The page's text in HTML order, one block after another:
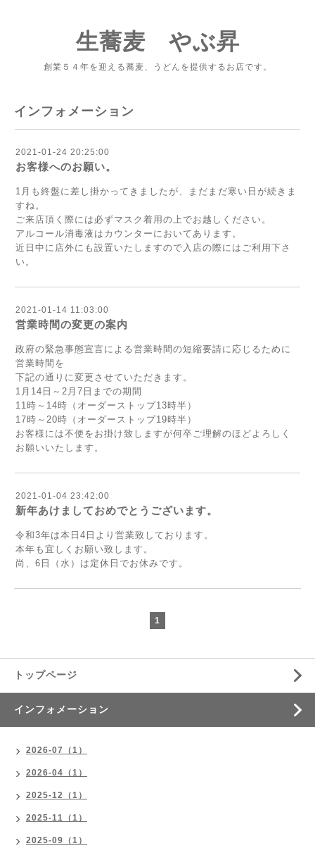
生蕎麦 やぶ昇
創業５４年を迎える蕎麦、うどんを提供するお店です。
インフォメーション
2021-01-24 20:25:00
お客様へのお願い。
1月も終盤に差し掛かってきましたが、まだまだ寒い日が続きま
すね。
ご来店頂く際には必ずマスク着用の上でお越しください。
アルコール消毒液はカウンターにおいてあります。
近日中に店外にも設置いたしますので入店の際にはご利用下さ
い。
2021-01-14 11:03:00
営業時間の変更の案内
政府の緊急事態宣言による営業時間の短縮要請に応じるために
営業時間を
下記の通りに変更させていただきます。
1月14日～2月7日までの期間
11時～14時（オーダーストップ13時半）
17時～20時（オーダーストップ19時半）
お客様には不便をお掛け致しますが何卒ご理解のほどよろしく
お願いいたします。
2021-01-04 23:42:00
新年あけましておめでとうございます。
令和3年は本日4日より営業致しております。
本年も宜しくお願い致します。
尚、6日（水）は定休日でお休みです。
1
トップページ
インフォメーション
2026-07（1）
2026-04（1）
2025-12（1）
2025-11（1）
2025-09（1）